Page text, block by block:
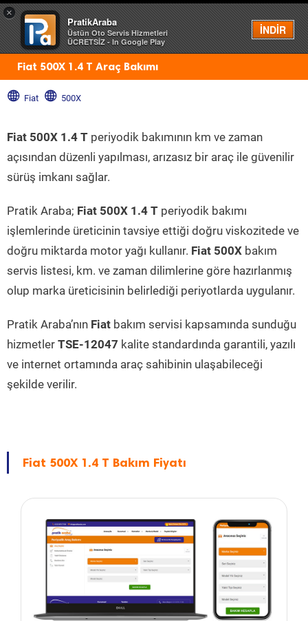
×
PratikAraba
Üstün Oto Servis Hizmetleri
ÜCRETSİZ - In Google Play
İNDİR
Menü
Fiat 500X 1.4 T Araç Bakımı
Fiat 500X
Fiat 500X 1.4 T periyodik bakımının km ve zaman
açısından düzenli yapılması, arızasız bir araç ile güvenilir
sürüş imkanı sağlar.
Pratik Araba; Fiat 500X 1.4 T periyodik bakımı
işlemlerinde üreticinin tavsiye ettiği doğru viskozitede ve
doğru miktarda motor yağı kullanır. Fiat 500X bakım
servis listesi, km. ve zaman dilimlerine göre hazırlanmış
olup marka üreticisinin belirlediği periyotlarda uygulanır.
Pratik Araba’nın Fiat bakım servisi kapsamında sunduğu
hizmetler TSE-12047 kalite standardında garantili, yazılı
ve internet ortamında araç sahibinin ulaşabileceği
şekilde verilir.
Fiat 500X 1.4 T Bakım Fiyatı